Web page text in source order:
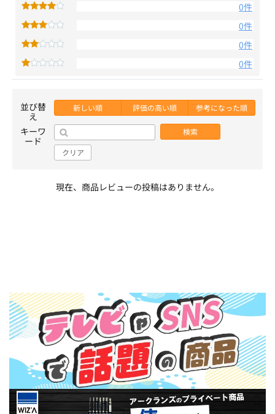
0件
0件
0件
0件
並び替
え
新しい順 評価の高い順 参考になった順
キーワ
ード
検索
クリア
現在、商品レビューの投稿はありません。